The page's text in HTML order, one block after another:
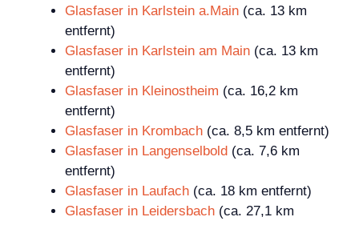
Glasfaser in Karlstein a.Main (ca. 13 km
entfernt)
Glasfaser in Karlstein am Main (ca. 13 km
entfernt)
Glasfaser in Kleinostheim (ca. 16,2 km
entfernt)
Glasfaser in Krombach (ca. 8,5 km entfernt)
Glasfaser in Langenselbold (ca. 7,6 km
entfernt)
Glasfaser in Laufach (ca. 18 km entfernt)
Glasfaser in Leidersbach (ca. 27,1 km